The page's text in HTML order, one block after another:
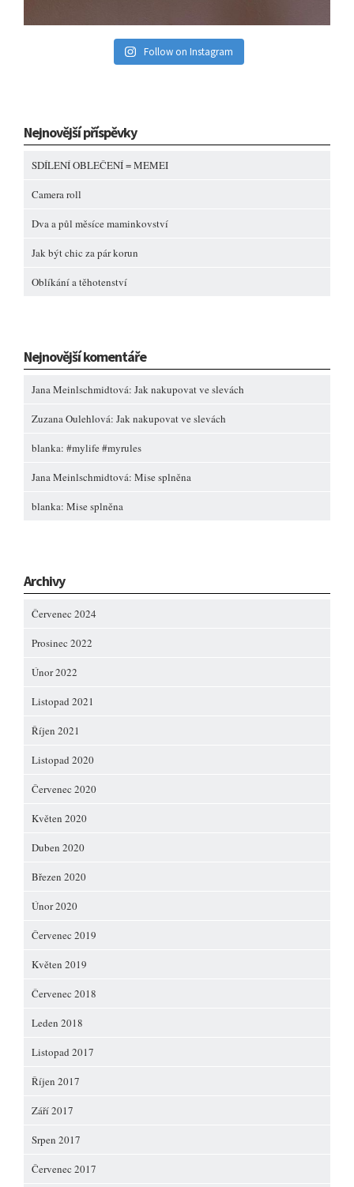
Follow on Instagram
Nejnovější příspěvky
SDÍLENÍ OBLEČENÍ = MEMEI
Camera roll
Dva a půl měsíce maminkovství
Jak být chic za pár korun
Oblíkání a těhotenství
Nejnovější komentáře
Jana Meinlschmidtová: Jak nakupovat ve slevách
Zuzana Oulehlová: Jak nakupovat ve slevách
blanka: #mylife #myrules
Jana Meinlschmidtová: Mise splněna
blanka: Mise splněna
Archivy
Červenec 2024
Prosinec 2022
Únor 2022
Listopad 2021
Říjen 2021
Listopad 2020
Červenec 2020
Květen 2020
Duben 2020
Březen 2020
Únor 2020
Červenec 2019
Květen 2019
Červenec 2018
Leden 2018
Listopad 2017
Říjen 2017
Září 2017
Srpen 2017
Červenec 2017